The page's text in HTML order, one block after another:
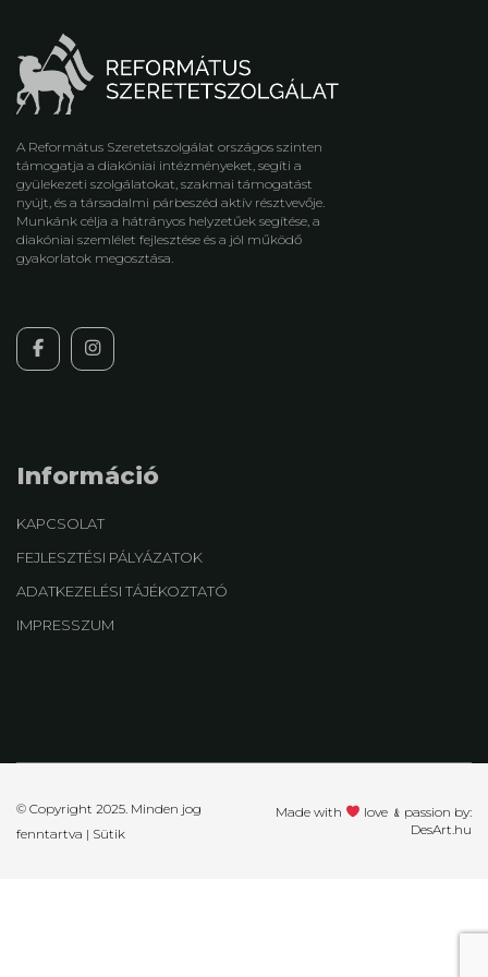
A Református Szeretetszolgálat országos szinten
támogatja a diakóniai intézményeket, segíti a
gyülekezeti szolgálatokat, szakmai támogatást
nyújt, és a társadalmi párbeszéd aktív résztvevője.
Munkánk célja a hátrányos helyzetűek segítése, a
diakóniai szemlélet fejlesztése és a jól működő
gyakorlatok megosztása.
Információ
KAPCSOLAT
FEJLESZTÉSI PÁLYÁZATOK
ADATKEZELÉSI TÁJÉKOZTATÓ
IMPRESSZUM
Made with
love ﹠passion by:
DesArt.hu
© Copyright 2025. Minden jog
fenntartva | Sütik